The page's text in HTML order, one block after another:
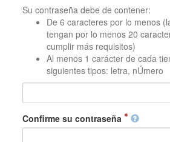
Su contraseña debe de contener:
De 6 caracteres por lo menos
tengan por lo menos 20
cumplir más requisitos)
Al menos 1 carácter de cada
siguientes tipos: letra, nÚmero
Confirme su contraseña